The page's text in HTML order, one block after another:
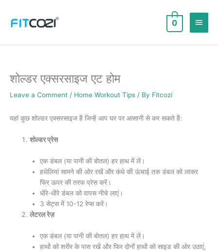
content
Main
0
शोल्डर एक्सरसाइज एट होम
Leave a Comment / Home Workout Tips / By Fitcozi
यहां कुछ शोल्डर एक्सरसाइज हैं जिन्हें आप घर पर आसानी से कर सकते हैं:
शोल्डर प्रेस
एक डंबल (या पानी की बोतल) हर हाथ में लें।
हथेलियां सामने की ओर रखें और कंधे की ऊंचाई तक डंबल को लाकर
फिर ऊपर की तरफ प्रेस करें।
धीरे-धीरे डंबल को वापस नीचे लाएं।
3 सेट्स में 10-12 रेप्स करें।
लेटरल रेज़
एक डंबल (या पानी की बोतल) हर हाथ में लें।
हाथों को शरीर के पास रखें और फिर दोनों हाथों को साइड की ओर उठाएं,